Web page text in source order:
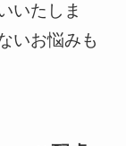
いたしま
いお悩みも